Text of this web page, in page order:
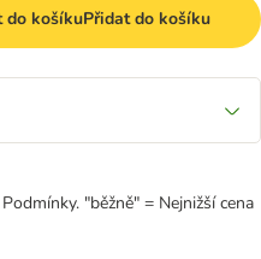
do košíkuPřidat do košíku
"běžně" = Nejnižší cena